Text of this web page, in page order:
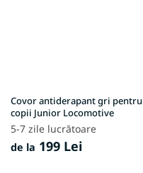
Covor antiderapant gri pentru
copii Junior Locomotive
5-7 zile lucrătoare
de la 199 Lei